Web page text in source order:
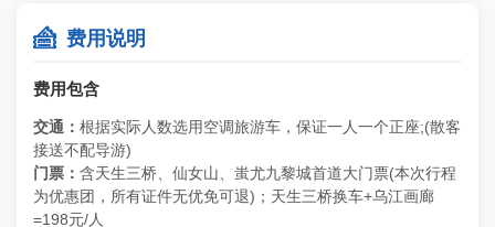
 费用说明
费用包含
交通： 根据实际人数选用空调旅游车，保证一人一个正座;(散客
接送不配导游)
门票： 含天生三桥、仙女山、蚩尤九黎城首道大门票(本次行程
为优惠团，所有证件无优免可退)；天生三桥换车+乌江画廊
=198元/人